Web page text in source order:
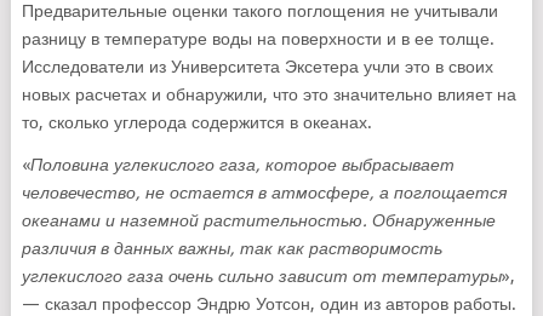
Предварительные оценки такого поглощения не учитывали
разницу в температуре воды на поверхности и в ее толще.
Исследователи из Университета Эксетера учли это в своих
новых расчетах и ​​обнаружили, что это значительно влияет на
то, сколько углерода содержится в океанах.
«Половина углекислого газа, которое выбрасывает
человечество, не остается в атмосфере, а поглощается
океанами и наземной растительностью. Обнаруженные
различия в данных важны, так как растворимость
углекислого газа очень сильно зависит от температуры»,
— сказал профессор Эндрю Уотсон, один из авторов работы.